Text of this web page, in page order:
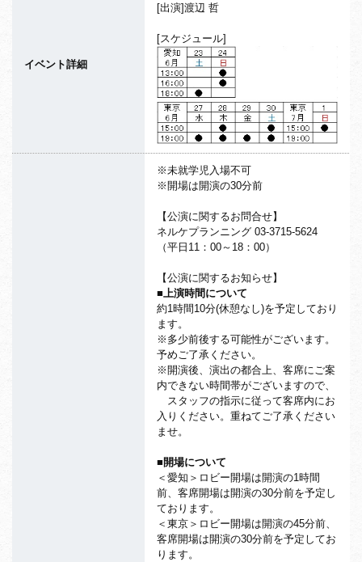
イベント詳細
[出演]渡辺 哲
[スケジュール]
※未就学児入場不可
※開場は開演の30分前
【公演に関するお問合せ】
ネルケプランニング 03-3715-5624
（平日11：00～18：00）
【公演に関するお知らせ】
■上演時間について
約1時間10分(休憩なし)を予定しており
ます。
※多少前後する可能性がございます。
予めご了承ください。
※開演後、演出の都合上、客席にご案
内できない時間帯がございますので、
スタッフの指示に従って客席内にお
入りください。重ねてご了承ください
ませ。
■開場について
＜愛知＞ロビー開場は開演の1時間
前、客席開場は開演の30分前を予定し
ております。
＜東京＞ロビー開場は開演の45分前、
客席開場は開演の30分前を予定してお
ります。